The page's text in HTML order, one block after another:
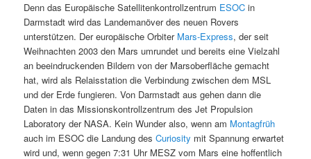
Denn das Europäische Satellitenkontrollzentrum ESOC in
Darmstadt wird das Landemanöver des neuen Rovers
unterstützen. Der europäische Orbiter Mars-Express, der seit
Weihnachten 2003 den Mars umrundet und bereits eine Vielzahl
an beeindruckenden Bildern von der Marsoberfläche gemacht
hat, wird als Relaisstation die Verbindung zwischen dem MSL
und der Erde fungieren. Von Darmstadt aus gehen dann die
Daten in das Missionskontrollzentrum des Jet Propulsion
Laboratory der NASA. Kein Wunder also, wenn am Montagfrüh
auch im ESOC die Landung desCuriosity mit Spannung erwartet
wird und, wenn gegen 7:31 Uhr MESZ vom Mars eine hoffentlich